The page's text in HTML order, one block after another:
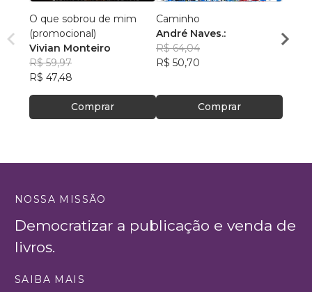
O que sobrou de mim
(promocional)
Vivian Monteiro
R$ 59,97
R$ 47,48
Comprar
Caminho
André Naves.:
R$ 64,04
R$ 50,70
Comprar
R$
NOSSA MISSÃO
Democratizar a publicação e venda de
livros.
SAIBA MAIS